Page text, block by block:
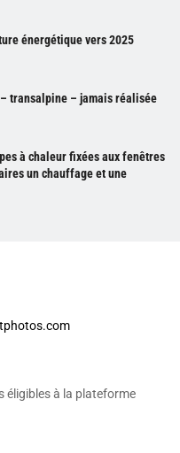
énergétique vers 2025
transalpine – jamais réalisée
à chaleur fixées aux fenêtres
un chauffage et une
éligibles à la plateforme